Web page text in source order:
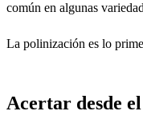
común en algunas
La polinización es lo
Acertar desde